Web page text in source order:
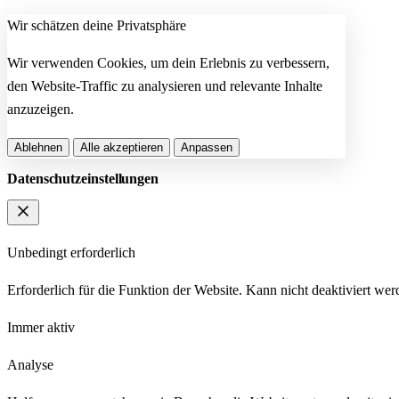
Wir schätzen deine Privatsphäre
Wir verwenden Cookies, um dein Erlebnis zu verbessern,
den Website-Traffic zu analysieren und relevante Inhalte
anzuzeigen.
Ablehnen Alle akzeptieren Anpassen
Datenschutzeinstellungen
Unbedingt erforderlich
Erforderlich für die Funktion der Website. Kann nicht deaktiviert
Immer aktiv
Analyse